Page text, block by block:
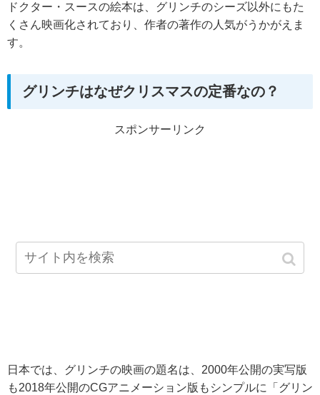
ドクター・スースの絵本は、グリンチのシーズ以外にもた
くさん映画化されており、作者の著作の人気がうかがえま
す。
グリンチはなぜクリスマスの定番なの？
スポンサーリンク
日本では、グリンチの映画の題名は、2000年公開の実写版
も2018年公開のCGアニメーション版もシンプルに「グリン